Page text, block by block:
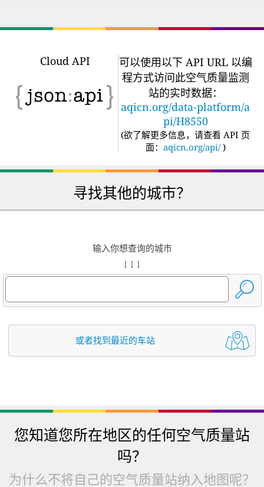
Cloud API
可以使用以下 API URL 以编
程方式访问此空气质量监测
站的实时数据：
aqicn.org/data-platform/a
pi/H8550
(欲了解更多信息，请查看 API 页
面： aqicn.org/api/ )
寻找其他的城市？
输入你想查询的城市
↓ ↓ ↓
或者找到最近的车站
您知道您所在地区的任何空气质量站
吗？
为什么不将自己的空气质量站纳入地图呢？